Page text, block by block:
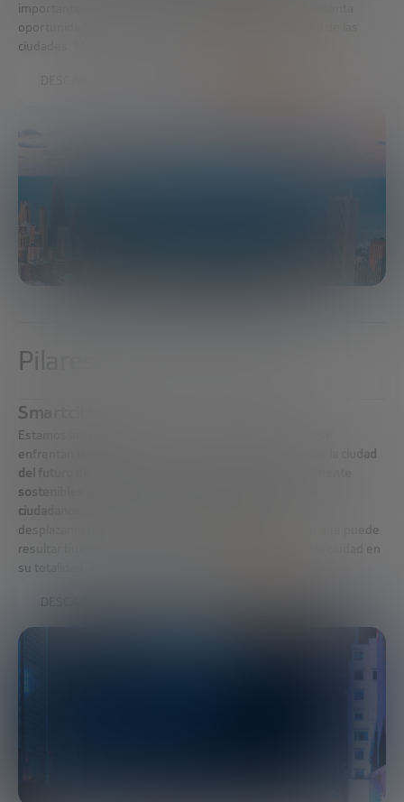
importantes retos para su crecimiento, a la vez que presenta
oportunidades para conseguir la sostenibilidad integral de las
ciudades: Medioambiental, Social y Económica.
Pilares de las Smartcities
Smartcities
Estamos ante uno de los retos más fascinantes al que se
enfrentan las ciudades de todo el mundo:
cómo diseñar la ciudad
del futuro de forma que proporcione beneficios socialmente
sostenibles y prevea servicios personalizados para los
ciudadanos
desplazamiento desde el punto A hasta el punto B. Lo que puede
resultar bueno para una persona puede no serlo para la ciudad en
su totalidad, así que,
DESCARGA EL INFORME COMPLETO